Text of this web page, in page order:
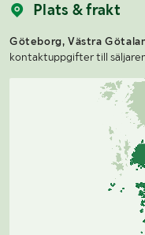
Plats & frakt
Göteborg, Västra
kontaktuppgifter till